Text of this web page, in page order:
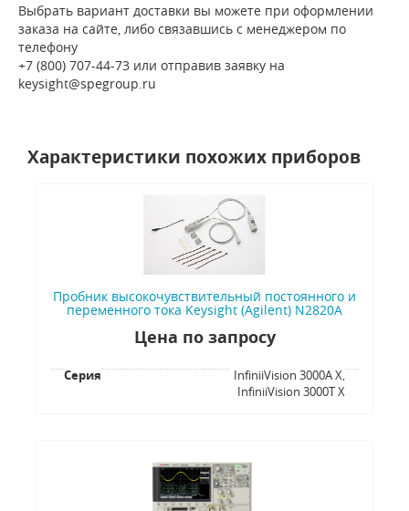
Выбрать вариант доставки вы можете при оформлении
заказа на сайте, либо связавшись с менеджером по
телефону
+7 (800) 707-44-73 или отправив заявку на
keysight@spegroup.ru
Характеристики похожих приборов
Пробник высокочувствительный постоянного и
переменного тока Keysight (Agilent) N2820A
Цена по запросу
Серия
InfiniiVision 3000A X,
InfiniiVision 3000T X